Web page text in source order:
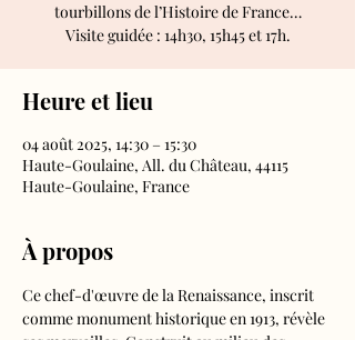
tourbillons de l’Histoire de France…
Visite guidée : 14h30, 15h45 et 17h.
Heure et lieu
04 août 2025, 14:30 – 15:30
Haute-Goulaine, All. du Château, 44115
Haute-Goulaine, France
À propos
Ce chef-d'œuvre de la Renaissance, inscrit
comme monument historique en 1913, révèle